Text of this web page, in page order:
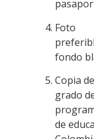
Foto
fondo
Copia
grado
de